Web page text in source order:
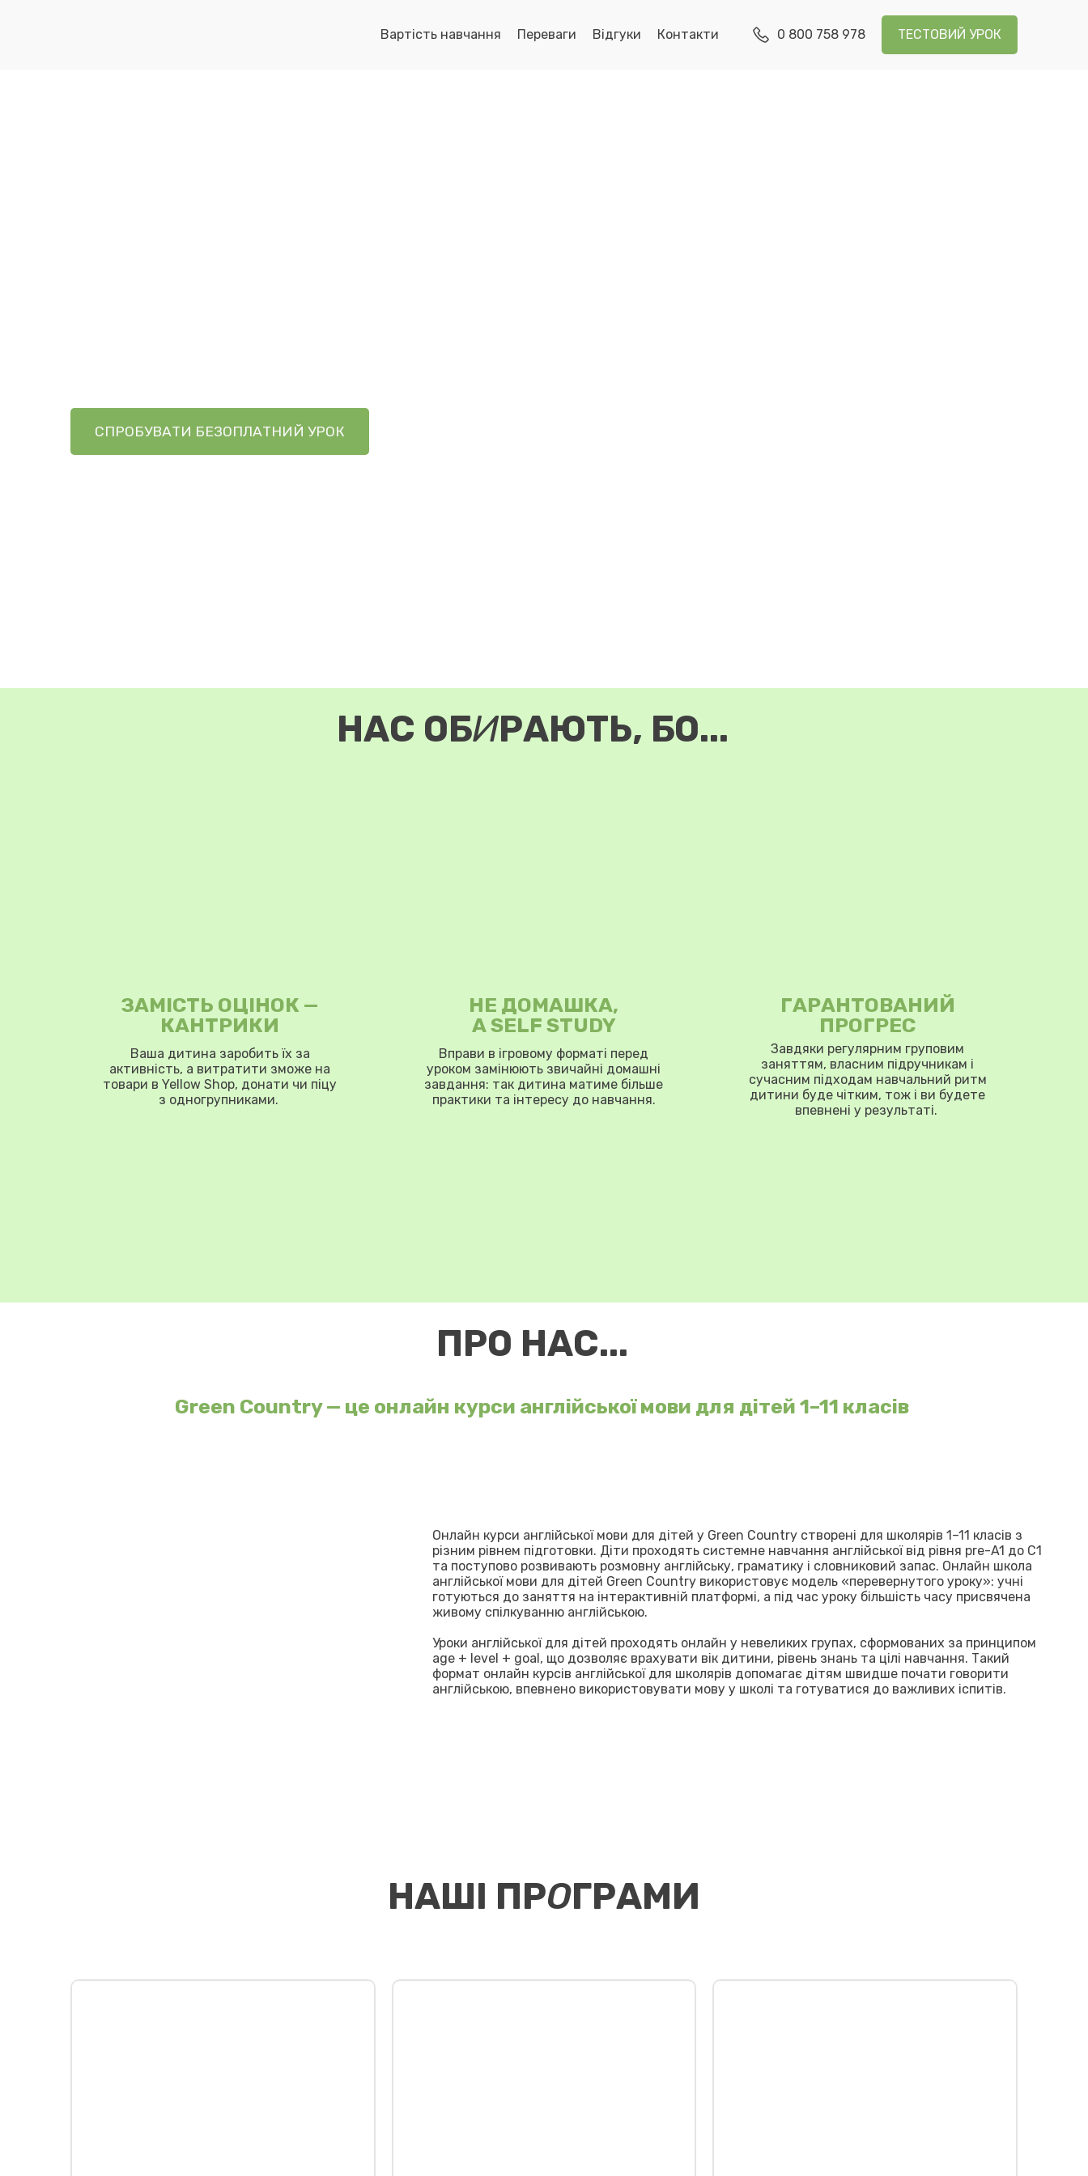
Вартість навчання Переваги Відгуки Контакти 0 800 758 978 ТЕСТОВИЙ УРОК
СПРОБУВАТИ БЕЗОПЛАТНИЙ УРОК
НАС ОБИРАЮТЬ, БО...
Завдяки регулярним груповим
заняттям, власним підручникам і
сучасним підходам навчальний ритм
дитини буде чітким, тож і ви будете
впевнені у результаті.
ГАРАНТОВАНИЙ
ПРОГРЕС
Вправи в ігровому форматі перед
уроком замінюють звичайні домашні
завдання: так дитина матиме більше
практики та інтересу до навчання.
НЕ ДОМАШКА,
А SELF STUDY
Ваша дитина заробить їх за
активність, а витратити зможе на
товари в Yellow Shop, донати чи піцу
з одногрупниками.
ЗАМІСТЬ ОЦІНОК —
КАНТРИКИ
ПРО НАС...
Онлайн курси англійської мови для дітей у Green Country створені для школярів 1–11 класів з
різним рівнем підготовки. Діти проходять системне навчання англійської від рівня pre-A1 до C1
та поступово розвивають розмовну англійську, граматику і словниковий запас. Онлайн школа
англійської мови для дітей Green Country використовує модель «перевернутого уроку»: учні
готуються до заняття на інтерактивній платформі, а під час уроку більшість часу присвячена
живому спілкуванню англійською.
Уроки англійської для дітей проходять онлайн у невеликих групах, сформованих за принципом
age + level + goal, що дозволяє врахувати вік дитини, рівень знань та цілі навчання. Такий
формат онлайн курсів англійської для школярів допомагає дітям швидше почати говорити
англійською, впевнено використовувати мову у школі та готуватися до важливих іспитів.
Green Country — це онлайн курси англійської мови для дітей 1–11 класів
НАШІ ПРОГРАМИ